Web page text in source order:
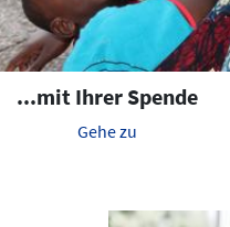
...mit Ihrer Spende
Gehe zu